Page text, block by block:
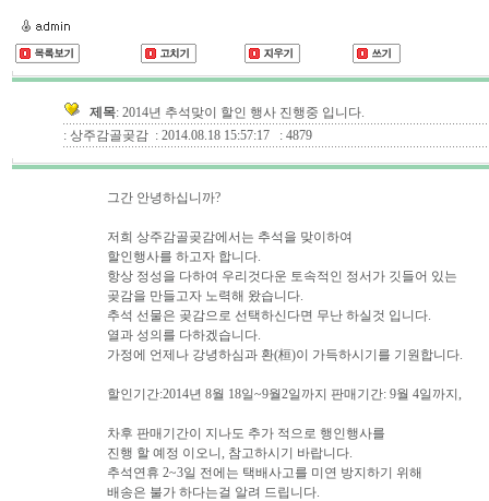
제목: 2014년 추석맞이 할인 행사 진행중 입니다.
: 상주감골곶감 : 2014.08.18 15:57:17 : 4879
그간 안녕하십니까?
저희 상주감골곶감에서는 추석을 맞이하여
할인행사를 하고자 합니다.
항상 정성을 다하여 우리것다운 토속적인 정서가 깃들어 있는
곶감을 만들고자 노력해 왔습니다.
추석 선물은 곶감으로 선택하신다면 무난 하실것 입니다.
열과 성의를 다하겠습니다.
가정에 언제나 강녕하심과 환(桓)이 가득하시기를 기원합니다.
할인기간:2014년 8월 18일~9월2일까지 판매기간: 9월 4일까지,
차후 판매기간이 지나도 추가 적으로 행인행사를
진행 할 예정 이오니, 참고하시기 바랍니다.
추석연휴 2~3일 전에는 택배사고를 미연 방지하기 위해
배송은 불가 하다는걸 알려 드립니다.